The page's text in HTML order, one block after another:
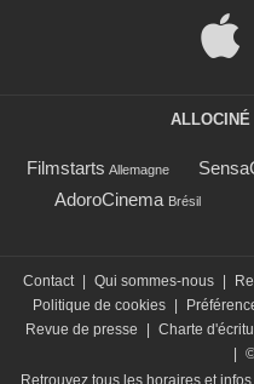
Filmstarts Allemagne
AdoroCinema Brésil
Contact Qui sommes-nous
Politique de cookies
Revue de presse
Charte
Retrouvez tous les horaires et